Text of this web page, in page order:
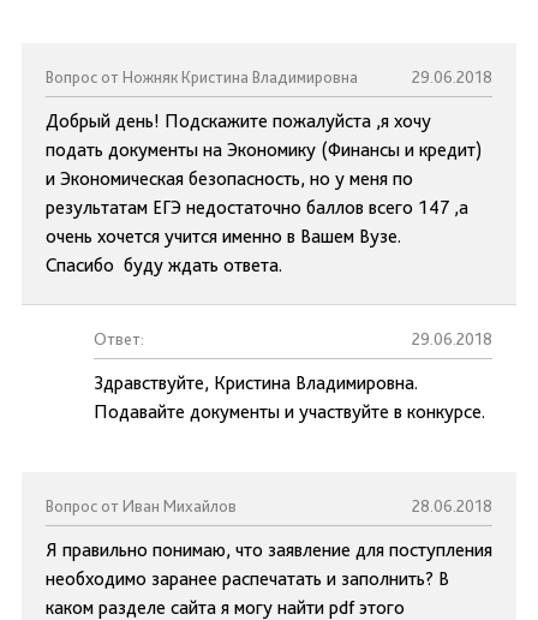
Вопрос от Ножняк Кристина Владимировна 29.06.2018
Добрый день! Подскажите пожалуйста ,я хочу
подать документы на Экономику (Финансы и кредит)
и Экономическая безопасность, но у меня по
результатам ЕГЭ недостаточно баллов всего 147 ,а
очень хочется учится именно в Вашем Вузе.
Спасибо буду ждать ответа.
Ответ: 29.06.2018
Здравствуйте, Кристина Владимировна.
Подавайте документы и участвуйте в конкурсе.
Вопрос от Иван Михайлов 28.06.2018
Я правильно понимаю, что заявление для поступления
необходимо заранее распечатать и заполнить? В
каком разделе сайта я могу найти pdf этого